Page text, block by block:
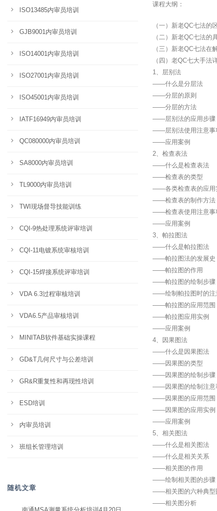
课程大纲：
（一）新老QC七法的
（二）新老QC七法的
（三）新老QC七法在
（四）老QC七大手法
1、层别法
——什么是分层法
——分层的原则
——分层的方法
——层别法的应用步骤
——层别法使用注意事
——应用案例
2、检查表法
——什么是检查表法
——检查表的类型
——各类检查表的应用
——检查表的制作方法
——检查表使用注意事
——应用案例
3、帕拉图法
——什么是帕拉图法
——帕拉图法的发展史
——帕拉图的作用
——帕拉图的绘制步骤
——绘制帕拉图时的注
——帕拉图的应用范围
——帕拉图应用实例
——应用案例
4、因果图法
——什么是因果图法
——因果图的类型
——因果图的绘制步骤
——因果图的绘制注意
——因果图的应用范围
——因果图的应用实例
——应用案例
5、相关图法
——什么是相关图法
——什么是相关关系
——相关图的作用
——绘制相关图的步骤
——相关图的六种典型
——相关图分析
ISO13485内审员培训
GJB9001内审员培训
ISO14001内审员培训
ISO27001内审员培训
ISO45001内审员培训
IATF16949内审员培训
QC080000内审员培训
SA8000内审员培训
TL9000内审员培训
TWI现场督导技能训练
CQI-9热处理系统评审培训
CQI-11电镀系统审核培训
CQI-15焊接系统评审培训
VDA 6.3过程审核培训
VDA6.5产品审核培训
MINITAB软件基础实操课程
GD&T几何尺寸与公差培训
GR&R重复性和再现性培训
ESD培训
内审员培训
班组长管理培训
随机文章